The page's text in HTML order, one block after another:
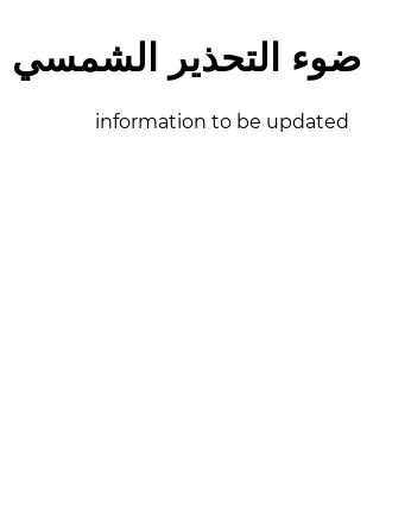
ضوء التحذير الشمسي
information to be updated